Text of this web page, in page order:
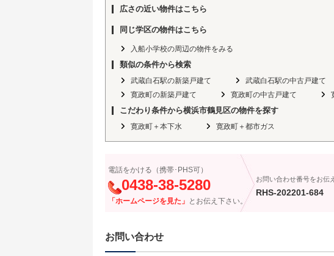
広さの近い物件はこちら
同じ学区の物件はこちら
入船小学校の周辺の物件をみる
類似の条件から検索
武蔵白石駅の新築戸建て 武蔵白石駅の中古戸建て
寛政町の新築戸建て
寛政町の中古戸建て
こだわり条件から横浜市鶴見区の物件を探す
寛政町＋本下水 寛政町＋都市ガス
電話をかける（携帯･PHS可）
0438-38-5280
「ホームページを見た」 とお伝え下さい。
お問い合わせ番号をお伝
RHS-202201-684
お問い合わせ